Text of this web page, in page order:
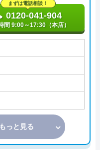
まずは電話相談！
0120-041-904
間 9:00～17:30（本店）
っと見る